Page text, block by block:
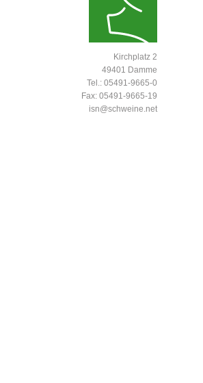
Kirchplatz 2
49401 Damme
Tel.: 05491-9665-0
Fax: 05491-9665-19
isn@schweine.net